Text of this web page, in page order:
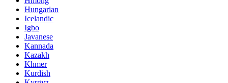
Hungarian
Icelandic
Igbo
Javanese
Kannada
Kazakh
Khmer
Kurdish